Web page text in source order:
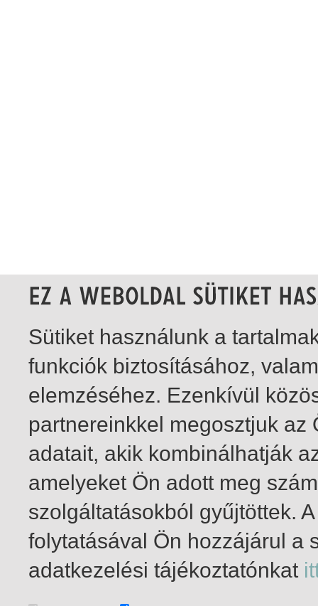
1-3 / insgesamt 3 Treffer
Sütiket használunk a
funkciók biztosításához,
elemzéséhez. Ezenkívül
partnereinkkel megosztjuk
adatait, akik kombinálhatják
amelyeket Ön adott meg
szolgáltatásokból gyűjtöttek.
folytatásával Ön hozzájárul a
adatkezelési tájékoztatónkat